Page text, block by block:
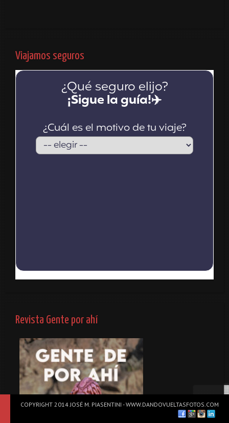
Viajamos seguros
Revista Gente por ahí
COPYRIGHT 2014 JOSÉ M. PIASENTINI - WWW.DANDOVUELTASFOTOS.COM